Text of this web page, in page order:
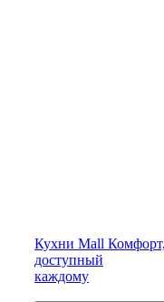
Кухни Mall Комфорт,
доступный
каждому